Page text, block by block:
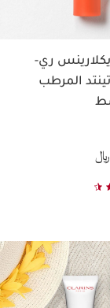
ري-
المرطب